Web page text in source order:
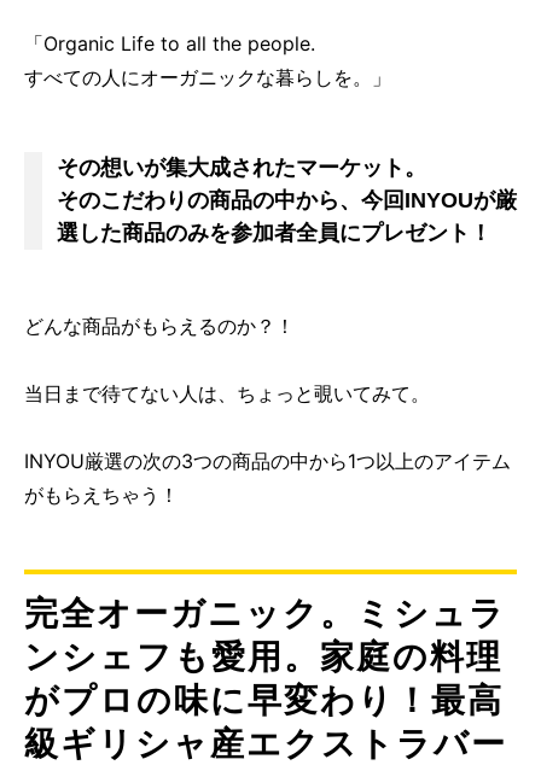
「Organic Life to all the people.
すべての人にオーガニックな暮らしを。」
その想いが集大成されたマーケット。
そのこだわりの商品の中から、今回INYOUが厳
選した商品のみを参加者全員にプレゼント！
どんな商品がもらえるのか？！
当日まで待てない人は、ちょっと覗いてみて。
INYOU厳選の次の3つの商品の中から1つ以上のアイテム
がもらえちゃう！
完全オーガニック。ミシュラ
ンシェフも愛用。家庭の料理
がプロの味に早変わり！最高
級ギリシャ産エクストラバー